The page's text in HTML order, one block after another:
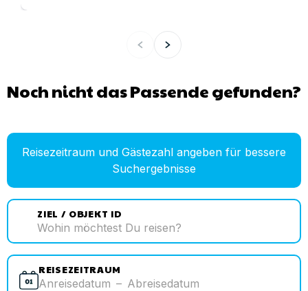
Noch nicht das Passende gefunden?
Reisezeitraum und Gästezahl angeben für bessere
Suchergebnisse
ZIEL / OBJEKT ID
REISEZEITRAUM
Anreisedatum – Abreisedatum